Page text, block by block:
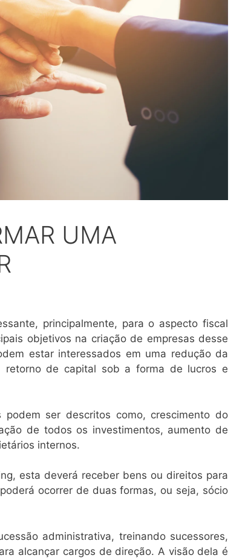
UMA
principalmente, para o aspecto fiscal
objetivos na criação de empresas desse
estar interessados em uma redução da
retorno de capital sob a forma de lucros e
ser descritos como, crescimento do
de todos os investimentos, aumento de
internos.
esta deverá receber bens ou direitos para
ocorrer de duas formas, ou seja, sócio
administrativa, treinando sucessores,
alcançar cargos de direção. A visão dela é